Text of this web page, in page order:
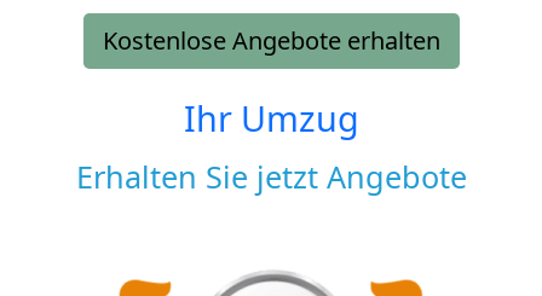
Kostenlose Angebote erhalten
Ihr Umzug
Erhalten Sie jetzt Angebote